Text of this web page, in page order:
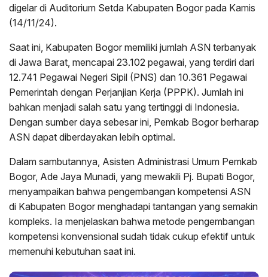
digelar di Auditorium Setda Kabupaten Bogor pada Kamis
(14/11/24).
Saat ini, Kabupaten Bogor memiliki jumlah ASN terbanyak
di Jawa Barat, mencapai 23.102 pegawai, yang terdiri dari
12.741 Pegawai Negeri Sipil (PNS) dan 10.361 Pegawai
Pemerintah dengan Perjanjian Kerja (PPPK). Jumlah ini
bahkan menjadi salah satu yang tertinggi di Indonesia.
Dengan sumber daya sebesar ini, Pemkab Bogor berharap
ASN dapat diberdayakan lebih optimal.
Dalam sambutannya, Asisten Administrasi Umum Pemkab
Bogor, Ade Jaya Munadi, yang mewakili Pj. Bupati Bogor,
menyampaikan bahwa pengembangan kompetensi ASN
di Kabupaten Bogor menghadapi tantangan yang semakin
kompleks. Ia menjelaskan bahwa metode pengembangan
kompetensi konvensional sudah tidak cukup efektif untuk
memenuhi kebutuhan saat ini.